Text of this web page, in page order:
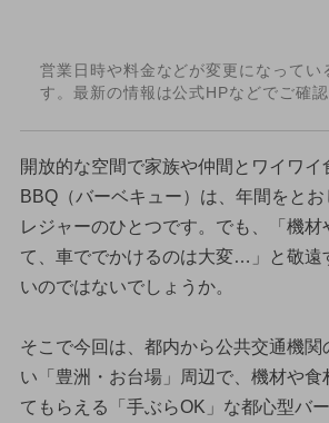
営業日時や料金などが変更になってい
す。最新の情報は公式HPなどでご確認
開放的な空間で家族や仲間とワイワイ
BBQ（バーベキュー）は、年間をと
レジャーのひとつです。でも、「機材
て、車ででかけるのは大変…」と敬遠
いのではないでしょうか。
そこで今回は、都内から公共交通機関
い「豊洲・お台場」周辺で、機材や食
てもらえる「手ぶらOK」な都心型バ